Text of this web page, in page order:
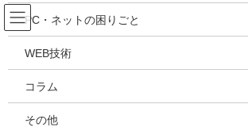
コ
ン
テ
ツ
ス
ナ
ビ
ゲ
シ
ン
吉川万能ＩＴ研究所
メディア
HOME
PC・ネットの困りごと
WEB技術
コラム
その他